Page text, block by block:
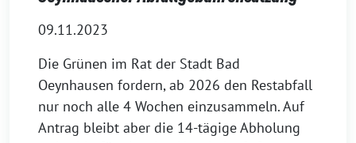
09.11.2023
Die Grünen im Rat der Stadt Bad
Oeynhausen fordern, ab 2026 den Restabfall
nur noch alle 4 Wochen einzusammeln. Auf
Antrag bleibt aber die 14-tägige Abholung